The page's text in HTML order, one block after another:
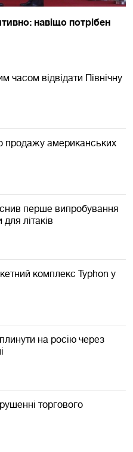
навіщо потрібен
часом відвідати Північну
продажу американських
перше випробування
літаків
комплекс Typhon у
на росію через
торгового